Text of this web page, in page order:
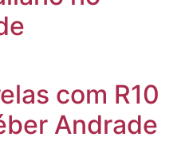
com R10
Andrade